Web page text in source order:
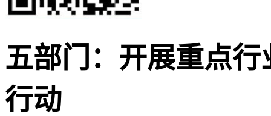
五部门：开展重点
行动